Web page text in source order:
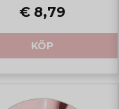
€ 8,79
KÖP